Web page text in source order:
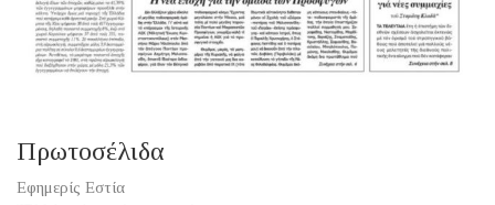
Πρωτοσέλιδα
Εφημερίς Εστία